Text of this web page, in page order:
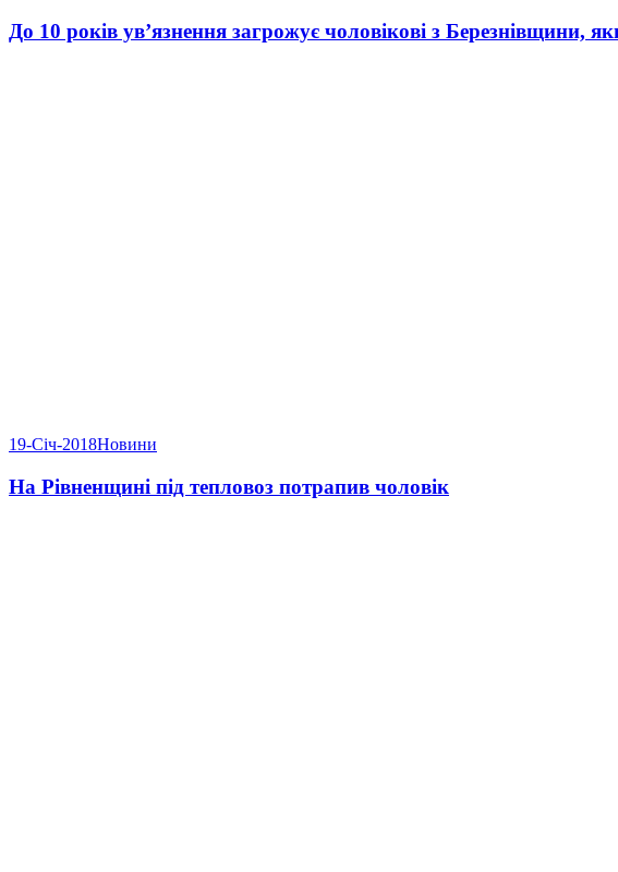
До 10 років ув’язнення загрожує чоловікові з Березнівщини,
19-Січ-2018Новини
На Рівненщині під тепловоз потрапив чоловік